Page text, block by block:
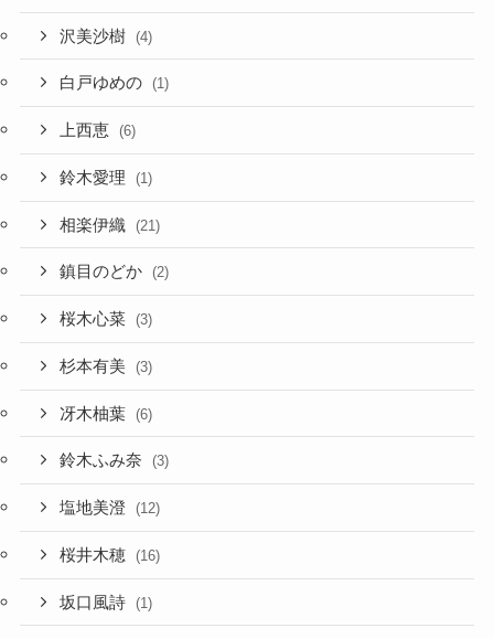
沢美沙樹 (4)
白戸ゆめの (1)
上西恵 (6)
鈴木愛理 (1)
相楽伊織 (21)
鎮目のどか (2)
桜木心菜 (3)
杉本有美 (3)
冴木柚葉 (6)
鈴木ふみ奈 (3)
塩地美澄 (12)
桜井木穂 (16)
坂口風詩 (1)